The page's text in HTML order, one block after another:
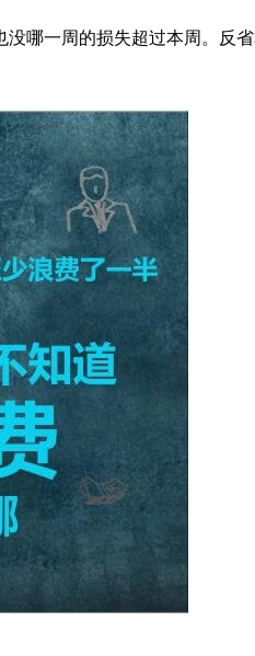
哪一周的损失超过本周。反